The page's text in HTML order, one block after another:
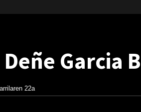
Garcia
22a